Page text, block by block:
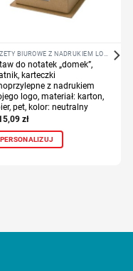
GADŻETY BIUROWE Z NADRUKIEM LOGO FIRMY
do notatek „domek”,
karteczki
z nadrukiem
logo, materiał: karton,
pet, kolor: neutralny
zł